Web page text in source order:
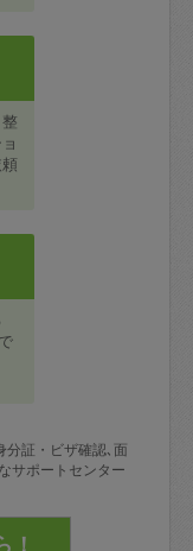
証・ビザ確認､面
サポートセンター